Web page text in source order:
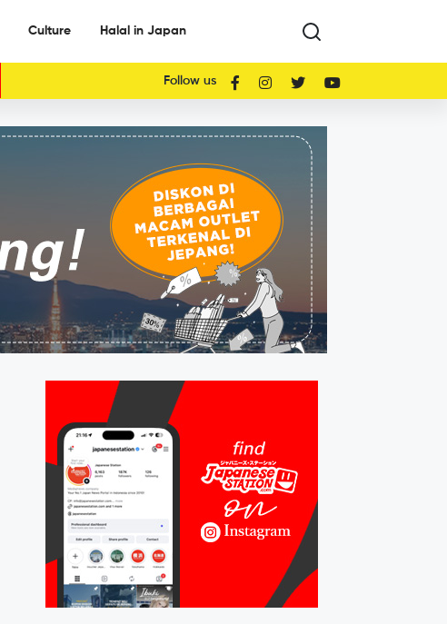
Culture Halal in Japan
Follow us